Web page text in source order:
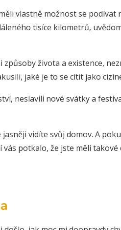
vlastně možnost se podívat
tisíce kilometrů,
života a existence,
jaké je to se cítit jako
neslavili nové svátky a
vidíte svůj domov. A
potkalo, že jste měli